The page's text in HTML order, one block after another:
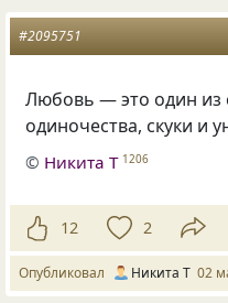
#2095751
Любовь — это один из
одиночества, скуки и
© Никита Т 1206
12 2
Опубликовал Никита Т 02